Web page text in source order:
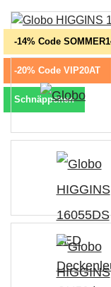
-14% Code
-20% Code VIP20AT
Schnäppchen